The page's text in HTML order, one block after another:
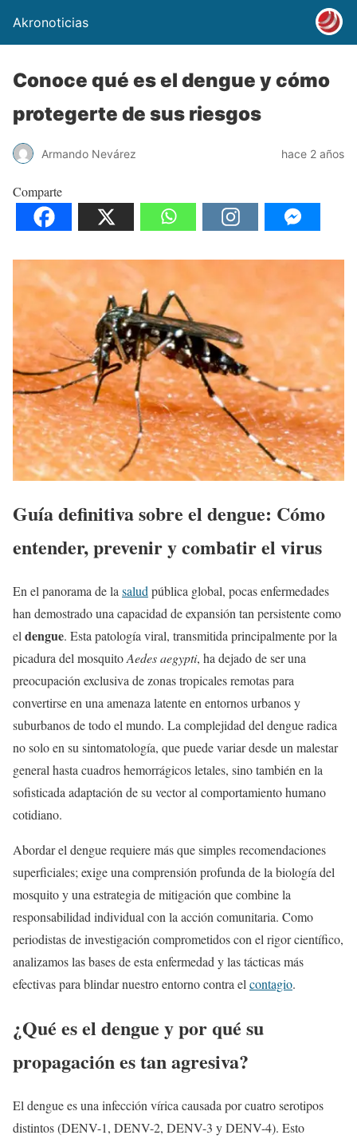
Akronoticias
Conoce qué es el dengue y cómo
protegerte de sus riesgos
Armando Nevárez hace 2 años
Comparte
Guía definitiva sobre el dengue: Cómo
entender, prevenir y combatir el virus
En el panorama de la salud pública global, pocas enfermedades
han demostrado una capacidad de expansión tan persistente como
el dengue. Esta patología viral, transmitida principalmente por la
picadura del mosquitoAedes aegypti, ha dejado de ser una
preocupación exclusiva de zonas tropicales remotas para
convertirse en una amenaza latente en entornos urbanos y
suburbanos de todo el mundo. La complejidad del dengue radica
no solo en su sintomatología, que puede variar desde un malestar
general hasta cuadros hemorrágicos letales, sino también en la
sofisticada adaptación de su vector al comportamiento humano
cotidiano.
Abordar el dengue requiere más que simples recomendaciones
superficiales; exige una comprensión profunda de la biología del
mosquito y una estrategia de mitigación que combine la
responsabilidad individual con la acción comunitaria. Como
periodistas de investigación comprometidos con el rigor científico,
analizamos las bases de esta enfermedad y las tácticas más
efectivas para blindar nuestro entorno contra el contagio.
¿Qué es el dengue y por qué su
propagación es tan agresiva?
El dengue es una infección vírica causada por cuatro serotipos
distintos (DENV-1, DENV-2, DENV-3 y DENV-4). Esto